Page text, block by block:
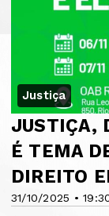
Justiça
31/10/2025 •
JUSTIÇA,
É TEMA
DIREITO